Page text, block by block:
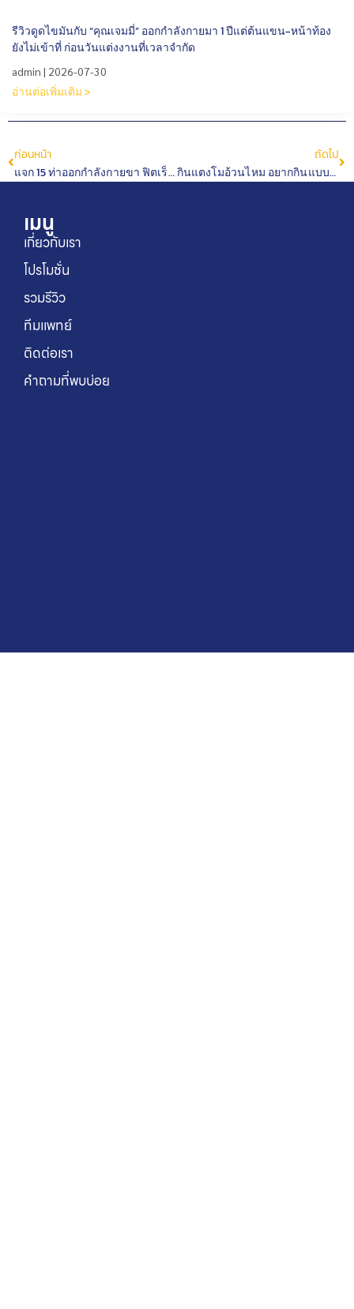
รีวิวดูดไขมันกับ “คุณเจมมี่” ออกกำลังกายมา 1 ปีแต่ต้นแขน-หน้าท้อง
ยังไม่เข้าที่ ก่อนวันแต่งงานที่เวลาจำกัด
admin 2026-07-30
อ่านต่อเพิ่มเติม >
ก่อนหน้า
แจก 15 ท่าออกกำลังกายขา ฟิตเร็ว ขากระชับใน 1 อาทิตย์
ถัดไป
กินแตงโมอ้วนไหม อยากกินแบบไม่อ้วน ต้องรู้เคล็ดลับนี้
เมนู
เกี่ยวกับเรา
โปรโมชั่น
รวมรีวิว
ทีมแพทย์
ติดต่อเรา
คำถามที่พบบ่อย